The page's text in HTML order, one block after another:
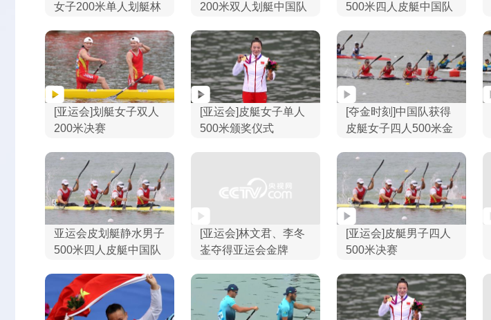
女子200米单人划艇林
200米双人划艇中国队
500米四人皮艇中国队
[亚运会]划艇女子双人
200米决赛
[亚运会]皮艇女子单人
500米颁奖仪式
[夺金时刻]中国队获得
皮艇女子四人500米金
亚运会皮划艇静水男子
500米四人皮艇中国队
[亚运会]林文君、李冬
崟夺得亚运会金牌
[亚运会]皮艇男子四人
500米决赛